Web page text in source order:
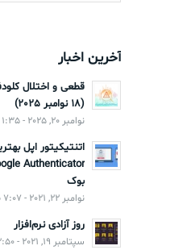
آخرین اخبار
(18 نوامبر 2025)
نوامبر 20, 2025 - 1:35 ب.ظ
اتنتیکیتور اپل
بوک
نوامبر 22, 2021 - 7:07 ب.ظ
روز آزادی نرم‌افزار
سپتامبر 19, 2021 - 12:50 ب.ظ